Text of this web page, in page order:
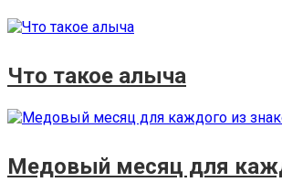
Что такое алыча
Медовый месяц для